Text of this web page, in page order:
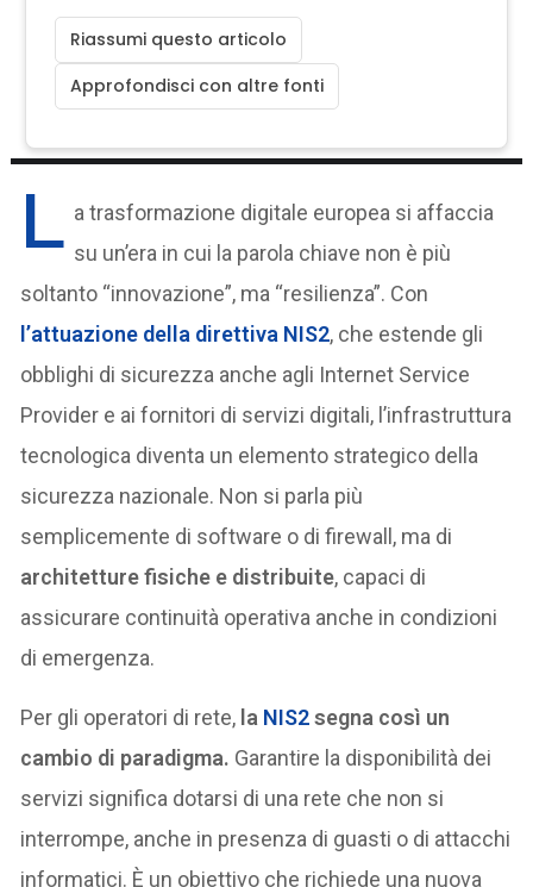
Riassumi questo articolo
Approfondisci con altre fonti
L a trasformazione digitale europea si affaccia
su un’era in cui la parola chiave non è più
soltanto “innovazione”, ma “resilienza”. Con
l’attuazione della direttiva NIS2, che estende gli
obblighi di sicurezza anche agli Internet Service
Provider e ai fornitori di servizi digitali, l’infrastruttura
tecnologica diventa un elemento strategico della
sicurezza nazionale. Non si parla più
semplicemente di software o di firewall, ma di
architetture fisiche e distribuite, capaci di
assicurare continuità operativa anche in condizioni
di emergenza.
Per gli operatori di rete, la NIS2segna così un
cambio di paradigma. Garantire la disponibilità dei
servizi significa dotarsi di una rete che non si
interrompe, anche in presenza di guasti o di attacchi
informatici. È un obiettivo che richiede una nuova